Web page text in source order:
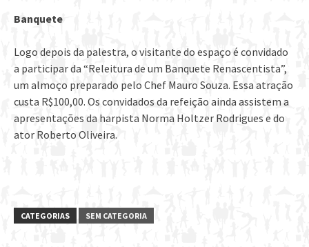
Banquete
Logo depois da palestra, o visitante do espaço é convidado
a participar da “Releitura de um Banquete Renascentista”,
um almoço preparado pelo Chef Mauro Souza. Essa atração
custa R$100,00. Os convidados da refeição ainda assistem a
apresentações da harpista Norma Holtzer Rodrigues e do
ator Roberto Oliveira.
CATEGORIAS SEM CATEGORIA